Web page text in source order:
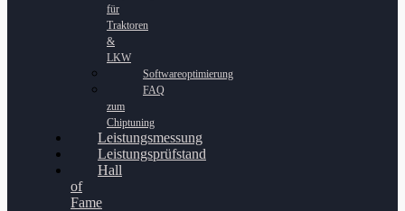
für
Traktoren
&
LKW
Softwareoptimierung
FAQ
zum
Chiptuning
Leistungsmessung
Leistungsprüfstand
Hall
of
Fame